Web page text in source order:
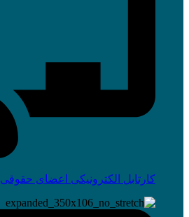
کارتابل الکترونیکی اعضای حقوقی